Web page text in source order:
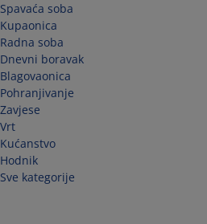
Spavaća soba
Kupaonica
Radna soba
Dnevni boravak
Blagovaonica
Pohranjivanje
Zavjese
Vrt
Kućanstvo
Hodnik
Sve kategorije